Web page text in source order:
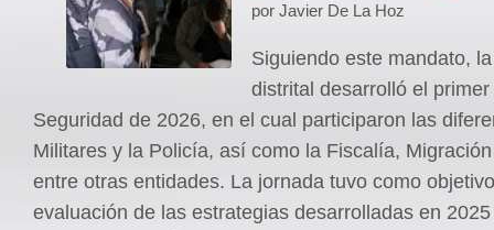
por Javier De La Hoz
Siguiendo este mandato,
distrital desarrolló el
Seguridad de 2026, en el cual participaron las
Militares y la Policía, así como la Fiscalía,
entre otras entidades. La jornada tuvo como
evaluación de las estrategias desarrolladas en